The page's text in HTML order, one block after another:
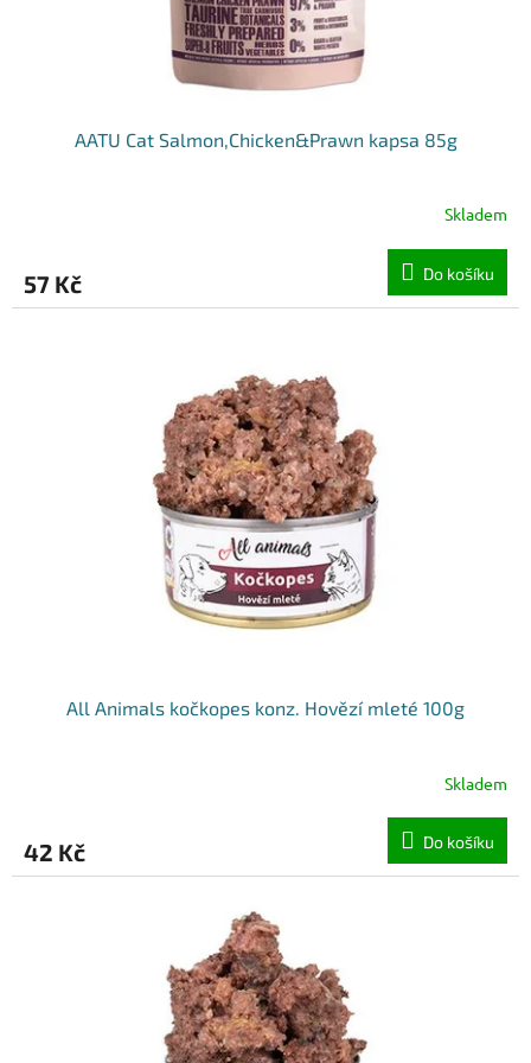
AATU Cat Salmon,Chicken&Prawn kapsa 85g
Skladem
57 Kč Do košíku
All Animals kočkopes konz. Hovězí mleté 100g
Skladem
42 Kč Do košíku